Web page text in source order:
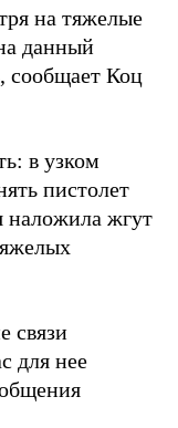
на тяжелые
данный
сообщает Коц
в узком
пистолет
наложила жгут
связи
для нее